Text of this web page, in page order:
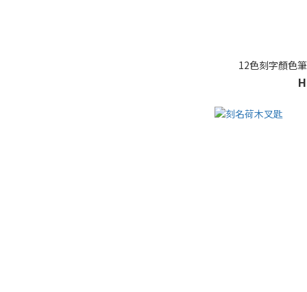
12色刻字顏色